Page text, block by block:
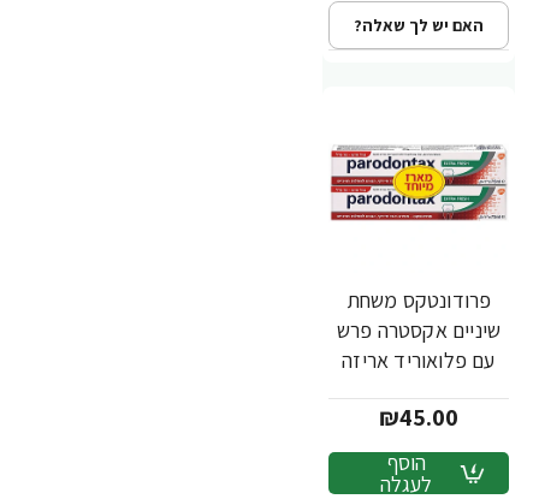
האם יש לך שאלה?
פרודונטקס משחת
שיניים אקסטרה פרש
עם פלואוריד אריזה
₪45.00
הוסף
לעגלה